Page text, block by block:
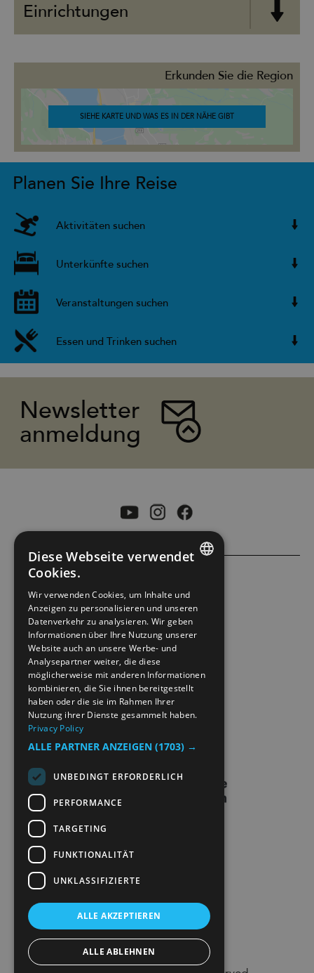
Einrichtungen
Erkunden Sie die Region
SIEHE KARTE UND WAS ES IN DER NÄHE GIBT
Planen Sie Ihre Reise
Aktivitäten suchen
Unterkünfte suchen
Veranstaltungen suchen
Essen und Trinken suchen
Newsletter
anmeldung
ACCESSIBILITY STATEMENT
PRIVACY POLICY & COOKIES
SITE MAP
EXTRANETT
KONTAKT
NORWEGIAN
GERMAN
Diese Webseite verwendet
Cookies.
Wir verwenden Cookies, um Inhalte und
Anzeigen zu personalisieren und unseren
Datenverkehr zu analysieren. Wir geben
Informationen über Ihre Nutzung unserer
Website auch an unsere Werbe- und
Analysepartner weiter, die diese
möglicherweise mit anderen Informationen
kombinieren, die Sie ihnen bereitgestellt
haben oder die sie im Rahmen Ihrer
Nutzung ihrer Dienste gesammelt haben.
Privacy Policy
ALLE PARTNER ANZEIGEN (1703) →
UNBEDINGT ERFORDERLICH
PERFORMANCE
TARGETING
FUNKTIONALITÄT
UNKLASSIFIZIERTE
ALLE AKZEPTIEREN
ALLE ABLEHNEN